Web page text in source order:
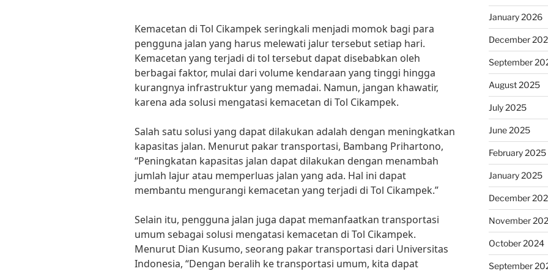
Kemacetan di Tol Cikampek seringkali menjadi momok bagi para
pengguna jalan yang harus melewati jalur tersebut setiap hari.
Kemacetan yang terjadi di tol tersebut dapat disebabkan oleh
berbagai faktor, mulai dari volume kendaraan yang tinggi hingga
kurangnya infrastruktur yang memadai. Namun, jangan khawatir,
karena ada solusi mengatasi kemacetan di Tol Cikampek.
Salah satu solusi yang dapat dilakukan adalah dengan meningkatkan
kapasitas jalan. Menurut pakar transportasi, Bambang Prihartono,
“Peningkatan kapasitas jalan dapat dilakukan dengan menambah
jumlah lajur atau memperluas jalan yang ada. Hal ini dapat
membantu mengurangi kemacetan yang terjadi di Tol Cikampek.”
Selain itu, pengguna jalan juga dapat memanfaatkan transportasi
umum sebagai solusi mengatasi kemacetan di Tol Cikampek.
Menurut Dian Kusumo, seorang pakar transportasi dari Universitas
Indonesia, “Dengan beralih ke transportasi umum, kita dapat
January 2026
December
September
August 2025
July 2025
June 2025
February 2025
January 2025
December
November
October 2024
September